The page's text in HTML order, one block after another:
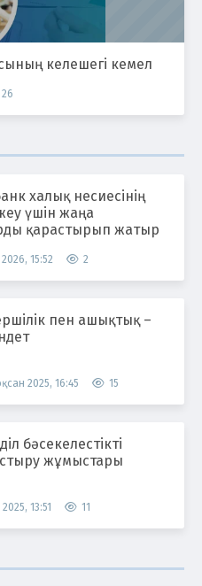
келешегі кемел
26
халық несиесінің
үшін жаңа
қарастырып жатыр
15:52 2
пен ашықтық –
2025, 16:45 15
бәсекелестікті
жұмыстары
13:51 11